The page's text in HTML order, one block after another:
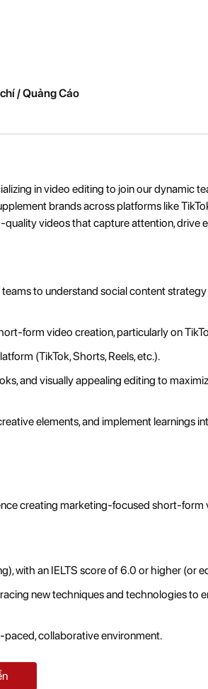
/ Quảng Cáo
in video editing to join our dynamic
brands across platforms like
videos that capture attention, drive
to understand social content
form video creation, particularly on
(TikTok, Shorts, Reels, etc.).
and visually appealing editing to
elements, and implement learnings
creating marketing-focused short-form
with an IELTS score of 6.0 or higher (or
new techniques and technologies to
collaborative environment.